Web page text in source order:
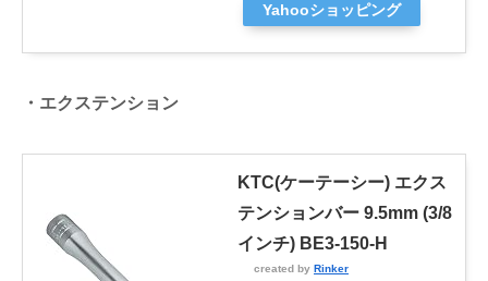
Yahooショッピング
・エクステンション
KTC(ケーテーシー) エクス
テンションバー 9.5mm (3/8
インチ) BE3-150-H
created by Rinker